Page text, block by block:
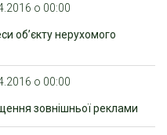
о 00:00
об’єкту нерухомого
о 00:00
зовнішньої реклами